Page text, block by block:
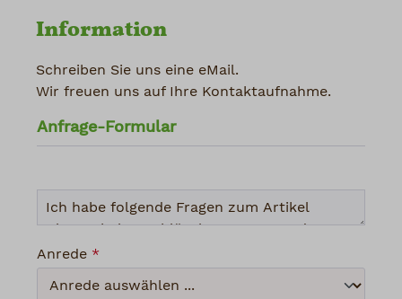
Information
Schreiben Sie uns eine eMail.
Wir freuen uns auf Ihre Kontaktaufnahme.
Anfrage-Formular
Anrede *